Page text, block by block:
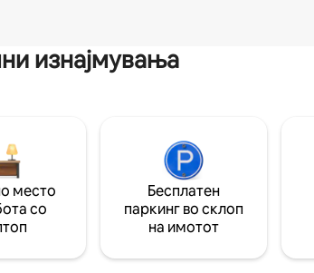
изнајмувања
место
со
Бесплатен
паркинг во склоп
на имотот